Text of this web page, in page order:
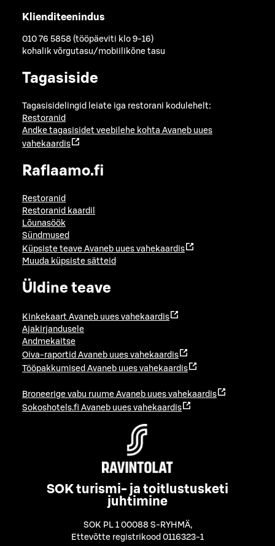
Klienditeenindus
010 76 5858 (tööpäeviti klo 9-16)
kohalik võrgutasu/mobiilikõne tasu
Tagasiside
Tagasisidelingid leiate iga restorani kodulehelt:
Restoranid
Andke tagasisidet veebilehe kohta Avaneb uues
vahekaardis
Raflaamo.fi
Restoranid
Restoranid kaardil
Lõunasöök
Sündmused
Küpsiste teave Avaneb uues vahekaardis
Muuda küpsiste sätteid
Üldine teave
Kinkekaart Avaneb uues vahekaardis
Ajakirjandusele
Andmekaitse
Oiva-raportid Avaneb uues vahekaardis
Tööpakkumised Avaneb uues vahekaardis
Broneerige vabu ruume Avaneb uues vahekaardis
Sokoshotels.fi Avaneb uues vahekaardis
SOK turismi- ja toitlustusketi
juhtimine
SOK PL 1 00088 S-RYHMÄ,
Ettevõtte registrikood 0116323-1